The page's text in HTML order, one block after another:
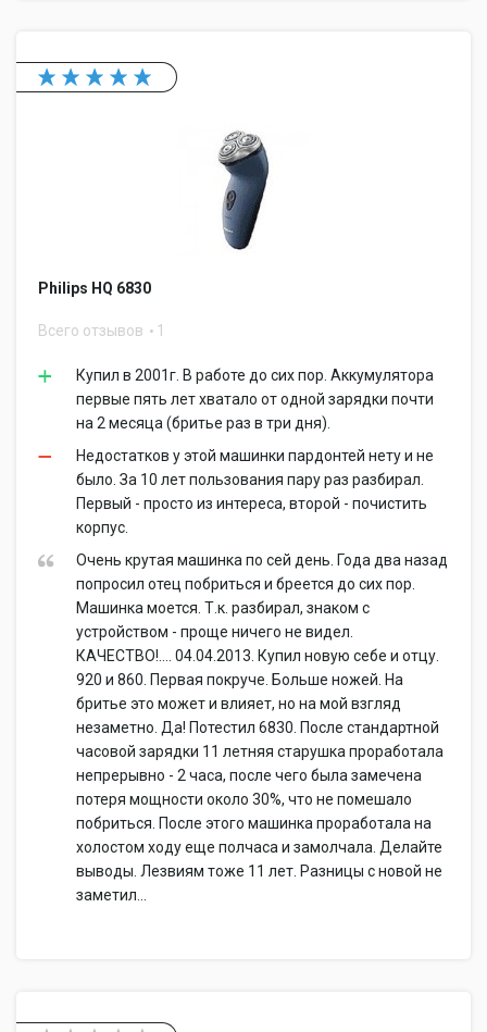
Philips HQ 6830
Всего отзывов 1
Купил в 2001г. В работе до сих пор. Аккумулятора
первые пять лет хватало от одной зарядки почти
на 2 месяца (бритье раз в три дня).
Недостатков у этой машинки пардонтей нету и не
было. За 10 лет пользования пару раз разбирал.
Первый - просто из интереса, второй - почистить
корпус.
Очень крутая машинка по сей день. Года два назад
попросил отец побриться и бреется до сих пор.
Машинка моется. Т.к. разбирал, знаком с
устройством - проще ничего не видел.
КАЧЕСТВО!.... 04.04.2013. Купил новую себе и отцу.
920 и 860. Первая покруче. Больше ножей. На
бритье это может и влияет, но на мой взгляд
незаметно. Да! Потестил 6830. После стандартной
часовой зарядки 11 летняя старушка проработала
непрерывно - 2 часа, после чего была замечена
потеря мощности около 30%, что не помешало
побриться. После этого машинка проработала на
холостом ходу еще полчаса и замолчала. Делайте
выводы. Лезвиям тоже 11 лет. Разницы с новой не
заметил...